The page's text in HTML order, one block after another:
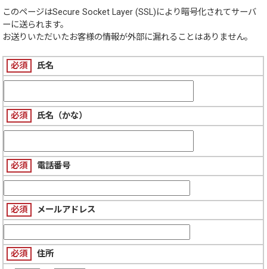
このページはSecure Socket Layer (SSL)により暗号化されてサーバ
ーに送られます。
お送りいただいたお客様の情報が外部に漏れることはありません。
必須 氏名
必須 氏名（かな）
必須 電話番号
必須 メールアドレス
必須 住所